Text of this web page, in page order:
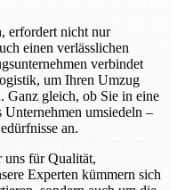
erfordert nicht nur
einen verlässlichen
verbindet
um Ihren Umzug
Ganz gleich, ob Sie in eine
Unternehmen umsiedeln –
an.
uns für Qualität,
Experten kümmern sich